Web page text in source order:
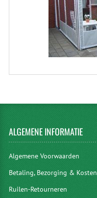
ALGEMENEINFORMATIE
Algemene Voorwaarden
Betaling, Bezorging & Kosten
Ruilen-Retourneren